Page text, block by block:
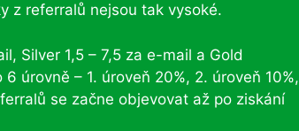
z referralů nejsou tak vysoké.
Silver 1,5 – 7,5 za e-mail a Gold
úrovně – 1. úroveň 20%, 2. úroveň 10%,
se začne objevovat až po ziskání